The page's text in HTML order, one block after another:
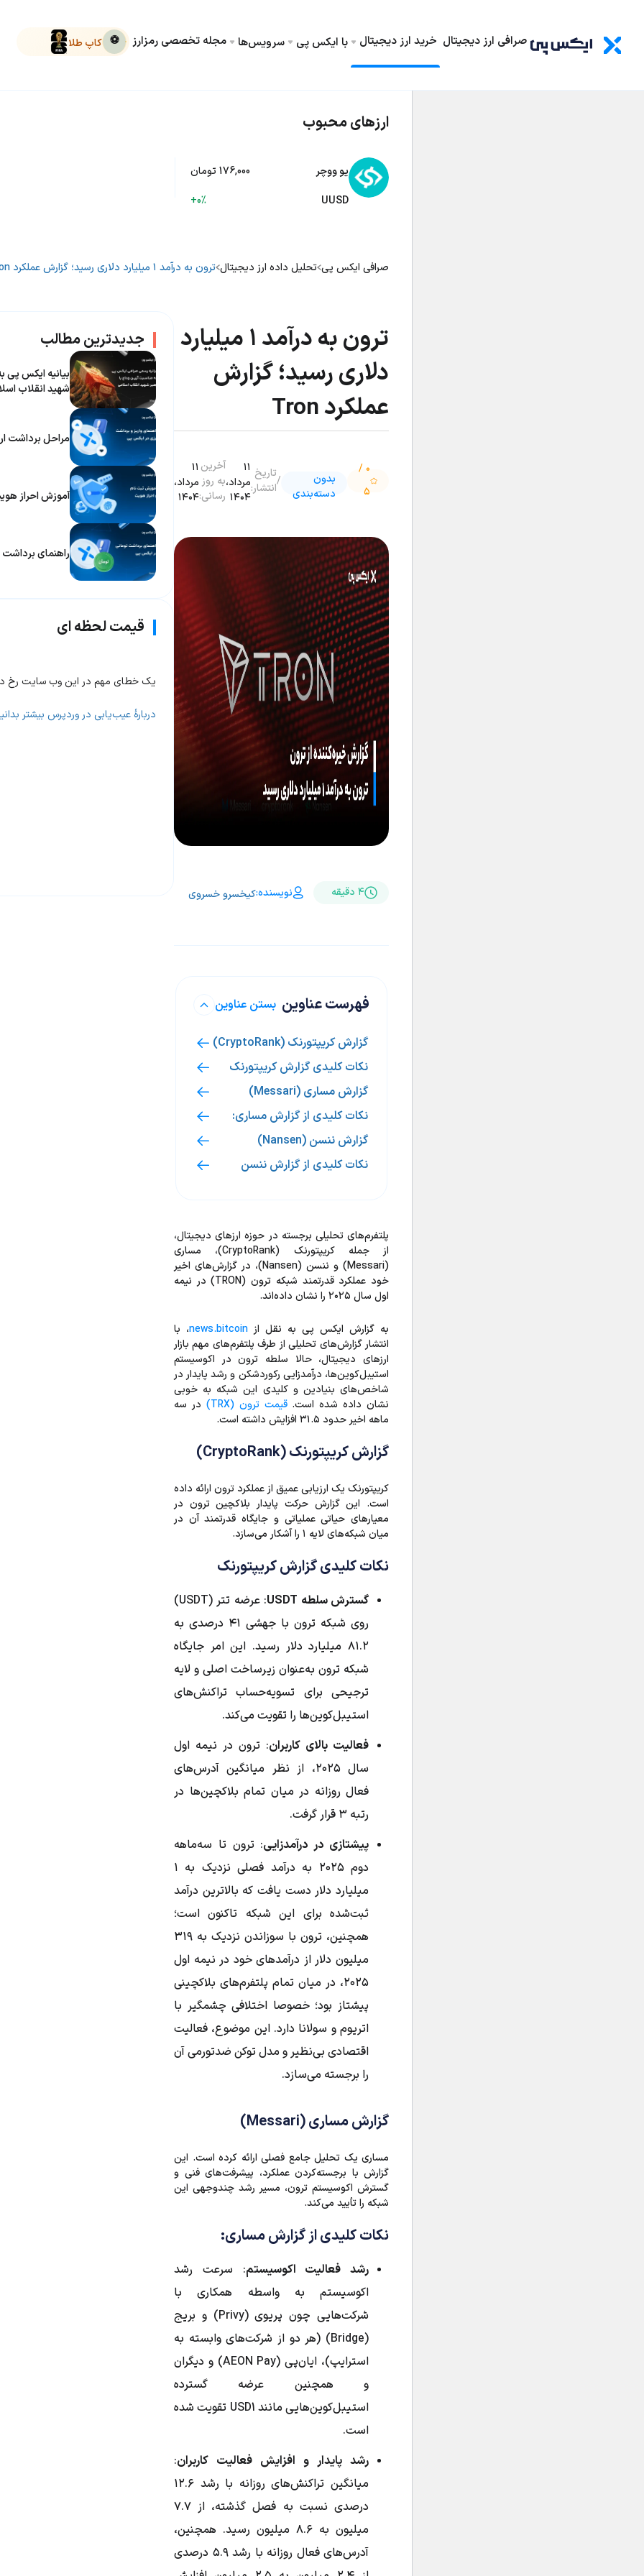
صرافی ارز دیجیتال خرید ارز دیجیتال با ایکس پی سرویس‌ها مجله تخصصی رمزارز ⚽ کاپ طلا
ارزهای محبوب
یو ووچر
UUSD
176,000 تومان
+0%
صرافی ایکس پی تحلیل داده ارز دیجیتال ترون به درآمد ۱ میلیارد دلاری رسید؛ گزارش عملکرد Tron
ترون به درآمد ۱ میلیارد
دلاری رسید؛ گزارش
عملکرد Tron
۰ /
۵
بدون
دسته‌بندی
/تاریخ
انتشار:
۱۱
مرداد،
۱۴۰۴
آخرین
به روز
رسانی:
۱۱
مرداد،
۱۴۰۴
۴ دقیقه نویسنده:کیخسرو خسروی
فهرست عناوین بستن عناوین
گزارش کریپتورنک (CryptoRank)
نکات کلیدی گزارش کریپتورنک
گزارش مساری (Messari)
نکات کلیدی از گزارش مساری:
گزارش ننسن (Nansen)
نکات کلیدی از گزارش ننسن
پلتفرم‌های تحلیلی برجسته در حوزه ارزهای دیجیتال،
از جمله کریپتورنک (CryptoRank)، مساری
(Messari) و ننسن (Nansen)، در گزارش‌های اخیر
خود عملکرد قدرتمند شبکه ترون (TRON) در نیمه
اول سال ۲۰۲۵ را نشان داده‌اند.
به گزارش ایکس پی به نقل از news.bitcoin، با
انتشار گزارش‌های تحلیلی از طرف پلتفرم‌های مهم بازار
ارزهای دیجیتال، حالا سلطه ترون در اکوسیستم
استیبل‌کوین‌ها، درآمدزایی رکوردشکن و رشد پایدار در
شاخص‌های بنیادین و کلیدی این شبکه به خوبی
نشان داده شده است.قیمت ترون (TRX)
در سه
ماهه اخیر حدود ۳۱.۵ افزایش داشته است.
گزارش کریپتورنک (CryptoRank)
کریپتورنک یک ارزیابی عمیق از عملکرد ترون ارائه داده
است. این گزارش حرکت پایدار بلاکچین ترون در
معیارهای حیاتی عملیاتی و جایگاه قدرتمند آن در
میان شبکه‌های لایه ۱ را آشکار می‌سازد.
نکات کلیدی گزارش کریپتورنک
گسترش سلطه USDT
: عرضه تتر (USDT)
روی شبکه ترون با جهشی ۴۱ درصدی به
۸۱.۲ میلیارد دلار رسید. این امر جایگاه
شبکه ترون به‌عنوان زیرساخت اصلی و لایه
ترجیحی برای تسویه‌حساب تراکنش‌های
استیبل‌کوین‌ها را تقویت می‌کند.
فعالیت بالای کاربران: ترون در نیمه اول
سال ۲۰۲۵، از نظر میانگین آدرس‌های
فعال روزانه در میان تمام بلاکچین‌ها در
رتبه ۳ قرار گرفت.
پیشتازی در درآمدزایی: ترون تا سه‌ماهه
دوم ۲۰۲۵ به درآمد فصلی نزدیک به ۱
میلیارد دلار دست یافت که بالاترین درآمد
ثبت‌شده برای این شبکه تاکنون است؛
همچنین، ترون با سوزاندن نزدیک به ۳۱۹
میلیون دلار از درآمدهای خود در نیمه اول
۲۰۲۵، در میان تمام پلتفرم‌های بلاکچینی
پیشتاز بود؛ خصوصا اختلافی چشمگیر با
اتریوم و سولانا دارد. این موضوع، فعالیت
اقتصادی بی‌نظیر و مدل توکن ضدتورمی آن
را برجسته می‌سازد.
گزارش مساری (Messari)
مساری یک تحلیل جامع فصلی ارائه کرده است. این
گزارش با برجسته‌کردن عملکرد، پیشرفت‌های فنی و
گسترش اکوسیستم ترون، مسیر رشد چندوجهی این
شبکه را تأیید می‌کند.
نکات کلیدی از گزارش مساری:
رشد فعالیت اکوسیستم: سرعت رشد
اکوسیستم به واسطه همکاری با
شرکت‌هایی چون پریوی (Privy) و بریج
(Bridge) (هر دو از شرکت‌های وابسته به
استرایپ)، ایان‌پی (AEON Pay) و دیگران
و همچنین عرضه گسترده
استیبل‌کوین‌هایی مانند USD1 تقویت شده
است.
رشد پایدار و افزایش فعالیت کاربران:
میانگین تراکنش‌های روزانه با رشد ۱۲.۶
درصدی نسبت به فصل گذشته، از ۷.۷
میلیون به ۸.۶ میلیون رسید. همچنین،
آدرس‌های فعال روزانه با رشد ۵.۹ درصدی
جدیدترین مطالب
بیانیه ایکس پی
شهید انقلاب
مراحل برداشت
آموزش احراز
راهنمای
قیمت لحظه ای
یک خطای مهم در این وب سایت رخ
دربارهٔ عیب‌یابی در وردپرس بیشتر